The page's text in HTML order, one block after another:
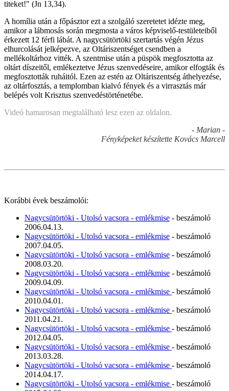
titeket!" (Jn 13,34).
A homília után a főpásztor ezt a szolgáló szeretetet idézte meg,
amikor a lábmosás során megmosta a város képviselő-testületeiből
érkezett 12 férfi lábát. A nagycsütörtöki szertartás végén Jézus
elhurcolását jelképezve, az Oltáriszentséget csendben a
mellékoltárhoz vitték. A szentmise után a püspök megfosztotta az
oltárt díszeitől, emlékeztetve Jézus szenvedéseire, amikor elfogták és
megfosztották ruháitól. Ezen az estén az Oltáriszentség áthelyezése,
az oltárfosztás, a templomban kialvó fények és a virrasztás már
belépés volt Krisztus szenvedéstörténetébe.
Videó hamarosan megtalálható lesz ezen az oldalon.
- Marian -
Fényképeket készítette Kovács Marcell
Korábbi évek beszámolói:
Nagycsütörtöki - Utolsó vacsora - emlékmise - beszámoló
2006.04.13.
Nagycsütörtöki - Utolsó vacsora - emlékmise - beszámoló
2007.04.05.
Nagycsütörtöki - Utolsó vacsora - emlékmise - beszámoló
2008.03.20.
Nagycsütörtöki - Utolsó vacsora - emlékmise - beszámoló
2009.04.09.
Nagycsütörtöki - Utolsó vacsora - emlékmise - beszámoló
2010.04.01.
Nagycsütörtöki - Utolsó vacsora - emlékmise - beszámoló
2011.04.21.
Nagycsütörtöki - Utolsó vacsora - emlékmise - beszámoló
2012.04.05.
Nagycsütörtöki - Utolsó vacsora - emlékmise - beszámoló
2013.03.28.
Nagycsütörtöki - Utolsó vacsora - emlékmise - beszámoló
2014.04.17.
Nagycsütörtöki - Utolsó vacsora - emlékmise - beszámoló